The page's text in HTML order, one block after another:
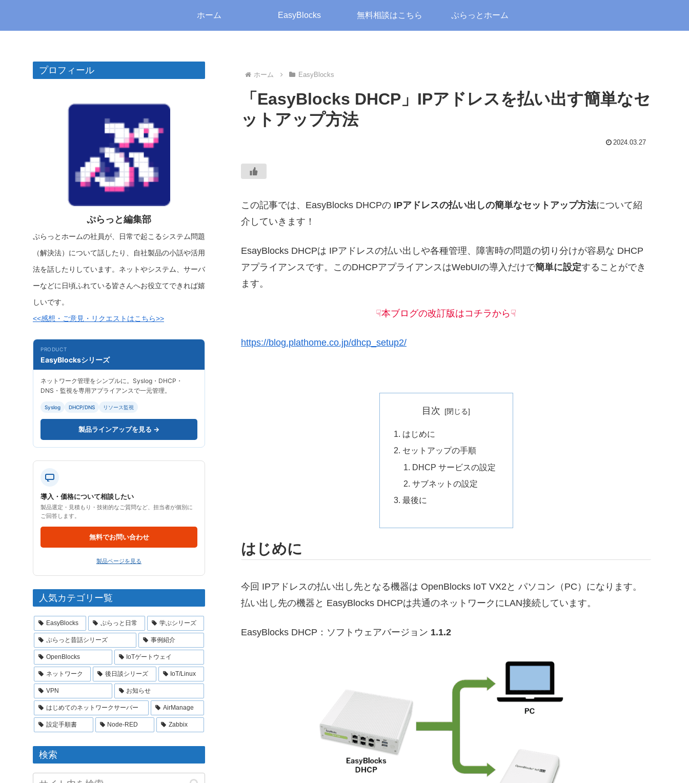
ホーム EasyBlocks 無料相談はこちら ぷらっとホーム
ホーム EasyBlocks
「EasyBlocks DHCP」IPアドレスを払い出す簡単なセ
ットアップ方法
2024.03.27
この記事では、EasyBlocks DHCPの IPアドレスの払い出しの簡単なセットアップ方法について紹
介していきます！
EsayBlocks DHCPは IPアドレスの払い出しや各種管理、障害時の問題の切り分けが容易な DHCP
アプライアンスです。このDHCPアプライアンスはWebUIの導入だけで簡単に設定することができ
ます。
☟本ブログの改訂版はコチラから☟
https://blog.plathome.co.jp/dhcp_setup2/
目次
はじめに
セットアップの手順
DHCP サービスの設定
サブネットの設定
最後に
はじめに
今回 IPアドレスの払い出し先となる機器は OpenBlocks IoT VX2と パソコン（PC）になります。
払い出し先の機器と EasyBlocks DHCPは共通のネットワークにLAN接続しています。
EasyBlocks DHCP：ソフトウェアバージョン 1.1.2
プロフィール
ぷらっと編集部
ぷらっとホームの社員が、日常で起こるシステム問題
（解決法）について話したり、自社製品の小話や活用
法を話したりしています。ネットやシステム、サーバ
ーなどに日頃ふれている皆さんへお役立てできれば嬉
しいです。
<<感想・ご意見・リクエストはこちら>>
PRODUCT
EasyBlocksシリーズ
ネットワーク管理をシンプルに。Syslog・DHCP・
DNS・監視を専用アプライアンスで一元管理。
Syslog DHCP/DNS リソース監視
製品ラインアップを見る →
導入・価格について相談したい
製品選定・見積もり・技術的なご質問など、担当者が個別に
ご回答します。
無料でお問い合わせ
製品ページを見る
人気カテゴリー覧
EasyBlocks ぷらっと日常 学ぶシリーズ
ぷらっと昔話シリーズ 事例紹介
OpenBlocks IoTゲートウェイ
ネットワーク 後日談シリーズ IoT/Linux
VPN お知らせ
はじめてのネットワークサーバー AirManage
設定手順書 Node-RED Zabbix
検索